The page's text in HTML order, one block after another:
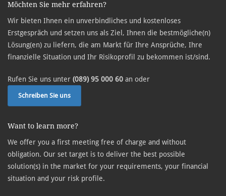
Möchten Sie mehr erfahren?
Wir bieten Ihnen ein unverbindliches und kostenloses
Erstgespräch und setzen uns als Ziel, Ihnen die bestmögliche(n)
Lösung(en) zu liefern, die am Markt für Ihre Ansprüche, Ihre
finanzielle Situation und Ihr Risikoprofil zu bekommen ist/sind.
Rufen Sie uns unter (089) 95 000 60 an oder
Schreiben Sie uns
Want to learn more?
We offer you a first meeting free of charge and without
obligation. Our set target is to deliver the best possible
solution(s) in the market for your requirements, your financial
situation and your risk profile.